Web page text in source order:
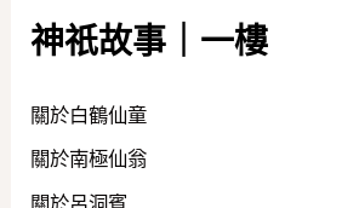
神祇故事｜一樓
關於白鶴仙童
關於南極仙翁
關於呂洞賓